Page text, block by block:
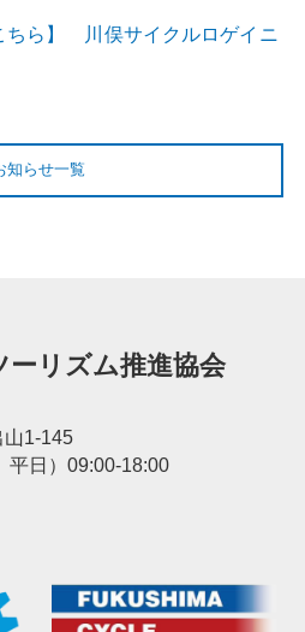
ちら】 川俣サイクルロゲイニ
知らせ一覧
リズム推進協会
山1-145
平日）09:00-18:00